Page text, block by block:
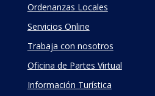
Ordenanzas Locales
Servicios Online
Trabaja con nosotros
Oficina de Partes Virtual
Información Turística